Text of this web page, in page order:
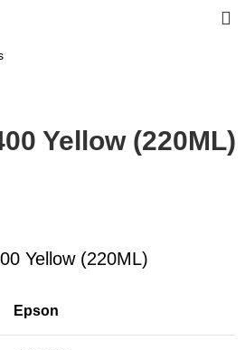
Yellow (220ML)
Yellow (220ML)
Epson